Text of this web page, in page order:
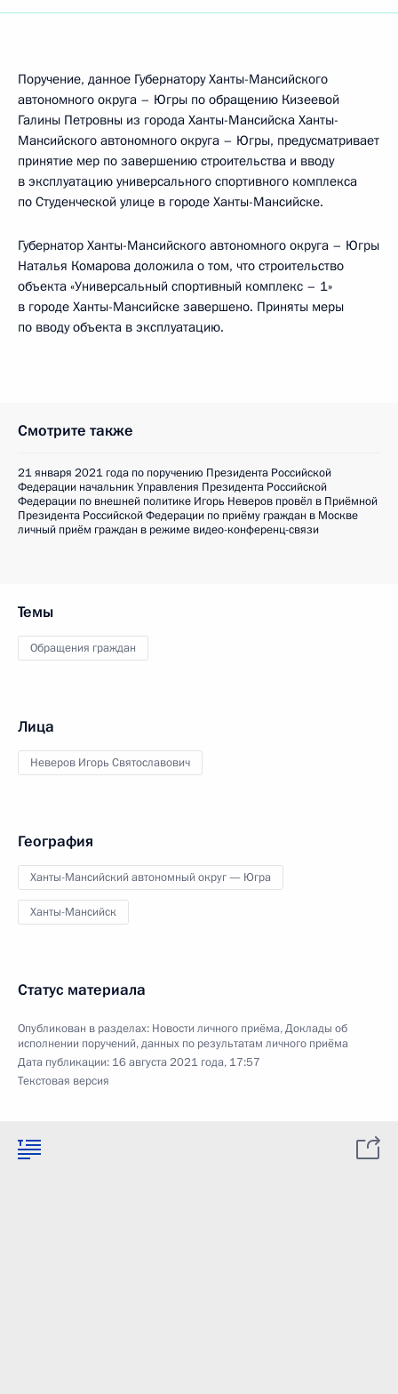
Поручение, данное Губернатору Ханты-Мансийского
автономного округа – Югры по обращению Кизеевой
Галины Петровны из города Ханты-Мансийска Ханты-
Мансийского автономного округа – Югры, предусматривает
принятие мер по завершению строительства и вводу
в эксплуатацию универсального спортивного комплекса
по Студенческой улице в городе Ханты-Мансийске.
Губернатор Ханты-Мансийского автономного округа – Югры
Наталья Комарова доложила о том, что строительство
объекта «Универсальный спортивный комплекс – 1»
в городе Ханты-Мансийске завершено. Приняты меры
по вводу объекта в эксплуатацию.
Смотрите также
21 января 2021 года по поручению Президента Российской
Федерации начальник Управления Президента Российской
Федерации по внешней политике Игорь Неверов провёл в Приёмной
Президента Российской Федерации по приёму граждан в Москве
личный приём граждан в режиме видео-конференц-связи
Темы
Обращения граждан
Лица
Неверов Игорь Святославович
География
Ханты-Мансийский автономный округ — Югра
Ханты-Мансийск
Статус материала
Опубликован в разделах: Новости личного приёма,Доклады об
исполнении поручений, данных по результатам личного приёма
Дата публикации: 16 августа 2021 года, 17:57
Текстовая версия